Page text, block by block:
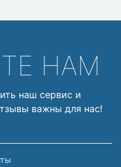
НАМ
наш сервис и
важны для нас!